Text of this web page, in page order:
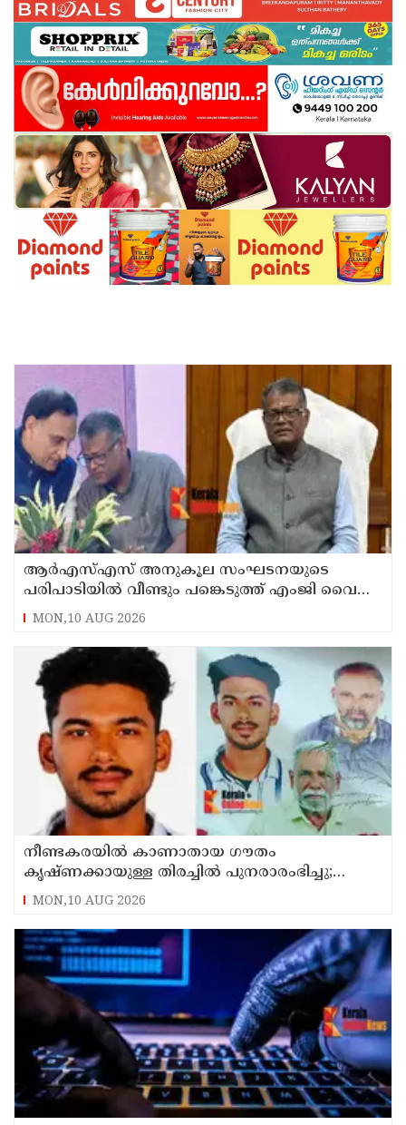
ആര്‍എസ്എസ് അനുകൂല സംഘടനയുടെ
പരിപാടിയില്‍ വീണ്ടും പങ്കെടുത്ത് എംജി വൈസ്
ചാന്‍സലര്‍ ഡോ. ഡി മാവൂത്ത്
MON,10 AUG 2026
നീണ്ടകരയില്‍ കാണാതായ ഗൗതം
കൃഷ്ണക്കായുള്ള തിരച്ചില്‍ പുനരാരംഭിച്ചു;
നേവിയുടെ ഐഎന്‍എസ് കല്‍പ്പേനി തീരത്ത്
MON,10 AUG 2026